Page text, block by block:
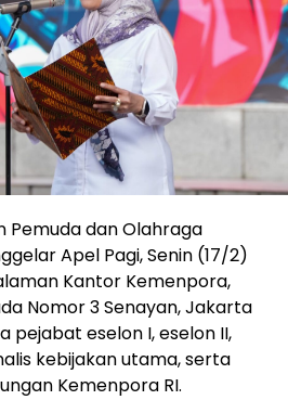
Pemuda dan Olahraga
Apel Pagi, Senin (17/2)
Kantor Kemenpora,
Nomor 3 Senayan, Jakarta
pejabat eselon I, eselon II,
kebijakan utama, serta
Kemenpora RI.